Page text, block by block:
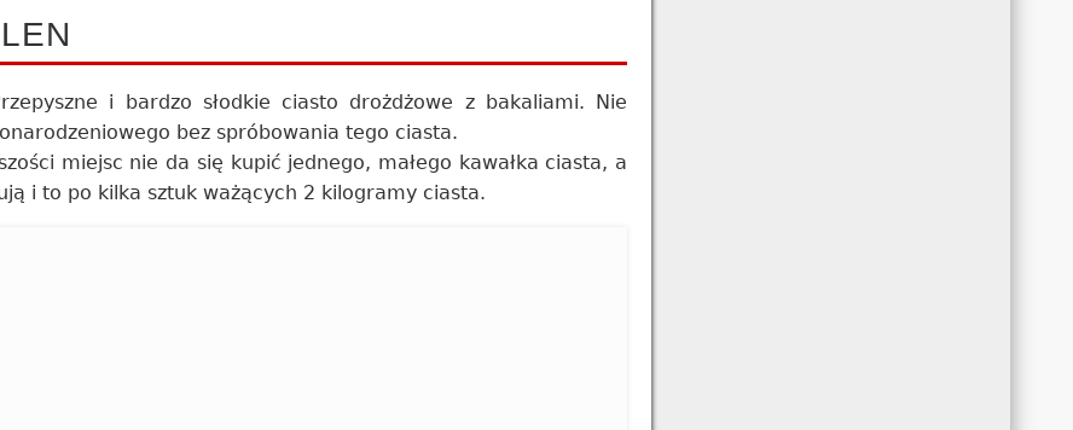
i bardzo słodkie ciasto drożdżowe z bakaliami. Nie
bez spróbowania tego ciasta.
miejsc nie da się kupić jednego, małego kawałka ciasta, a
i to po kilka sztuk ważących 2 kilogramy ciasta.